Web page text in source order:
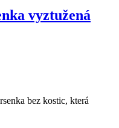
vyztužená
bez kostic, která